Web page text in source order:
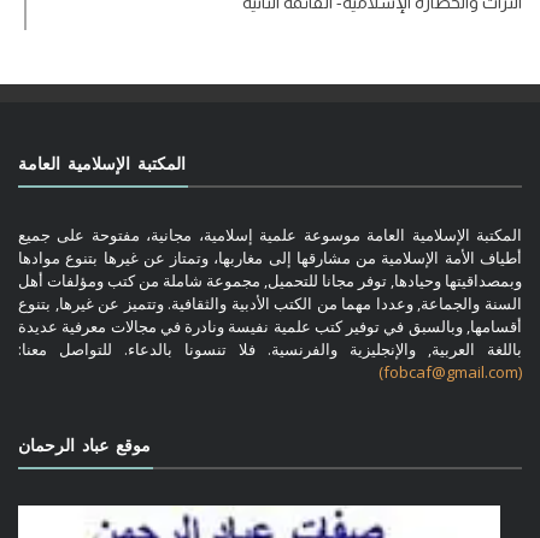
المكتبة الإسلامية العامة
المكتبة الإسلامية العامة موسوعة علمية إسلامية، مجانية، مفتوحة على جميع
أطياف الأمة الإسلامية من مشارقها إلى مغاربها، وتمتاز عن غيرها بتنوع موادها
وبمصداقيتها وحيادها, توفر مجانا للتحميل, مجموعة شاملة من كتب ومؤلفات أهل
السنة والجماعة, وعددا مهما من الكتب الأدبية والثقافية. وتتميز عن غيرها, بتنوع
أقسامها, وبالسبق في توفير كتب علمية نفيسة ونادرة في مجالات معرفية عديدة
باللغة العربية, والإنجليزية والفرنسية. فلا تنسونا بالدعاء. للتواصل معنا:
(fobcaf@gmail.com)
موقع عباد الرحمان